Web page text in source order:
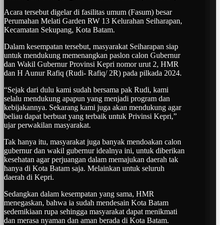
Acara tersebut digelar di fasilitas umum (Fasum) besar
Perumahan Melati Garden RW 13 Kelurahan Seiharapan,
Kecamatan Sekupang, Kota Batam.
Dalam kesempatan tersebut, masyarakat Seiharapan siap
untuk mendukung memenangkan paslon calon Gubernur
dan Wakil Gubernur Provinsi Kepri nomor urut 2, HMR
dan H Aunur Rafiq (Rudi- Rafiq/ 2R) pada pilkada 2024.
“Sejak dari dulu kami sudah bersama pak Rudi, kami
selalu mendukung apapun yang menjadi program dan
kebijakannya. Sekarang kami juga akan mendukung agar
beliau dapat berbuat yang terbaik untuk Privinsi Kepri,”
ujar perwakilan masyarakat.
Tak hanya itu, masyarakat juga banyak mendoakan calon
gubernur dan wakil gubernur idealnya ini, untuk diberikan
kesehatan agar perjuangan dalam memajukan daerah tak
hanya di Kota Batam saja. Melainkan untuk seluruh
daerah di Kepri.
Sedangkan dalam kesempatan yang sama, HMR
menegaskan, bahwa ia sudah mendesain Kota Batam
sedemikiaan rupa sehingga masyarakat dapat menikmati
dan merasa nyaman dan aman berada di Kota Batam.